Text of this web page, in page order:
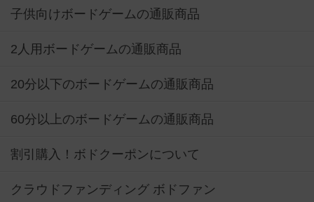
子供向けボードゲームの通販商品
2人用ボードゲームの通販商品
20分以下のボードゲームの通販商品
60分以上のボードゲームの通販商品
割引購入！ボドクーポンについて
クラウドファンディング ボドファン